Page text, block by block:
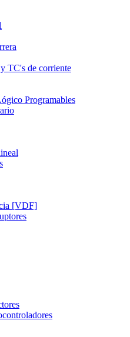
TC's de corriente
Programables
[VDF]